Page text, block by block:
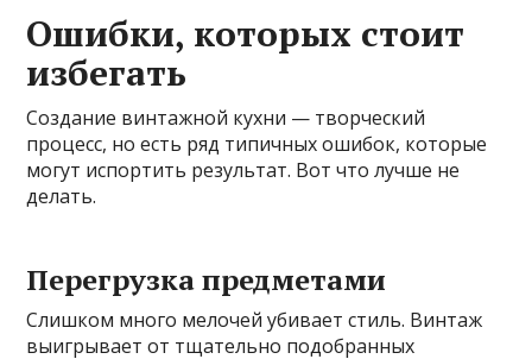
Ошибки, которых стоит
избегать
Создание винтажной кухни — творческий
процесс, но есть ряд типичных ошибок, которые
могут испортить результат. Вот что лучше не
делать.
Перегрузка предметами
Слишком много мелочей убивает стиль. Винтаж
выигрывает от тщательно подобранных